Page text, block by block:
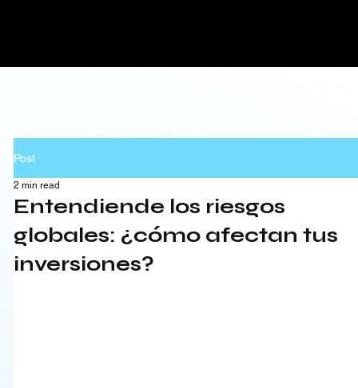
Post
Entendiende los riesgos
globales: ¿cómo afectan tus
inversiones?
2 min read